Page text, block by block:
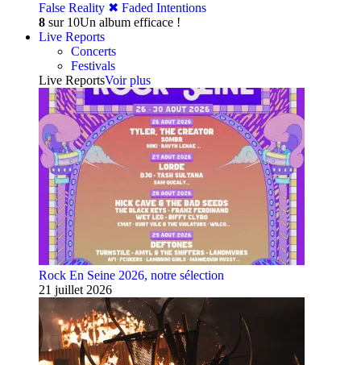
False Reality ✖︎ Faded Intentions
8 sur 10Un album efficace !
Live Reports
Concerts
Festivals
Live ReportsVoir plus
Rock En Seine 2026, notre sélection
21 juillet 2026